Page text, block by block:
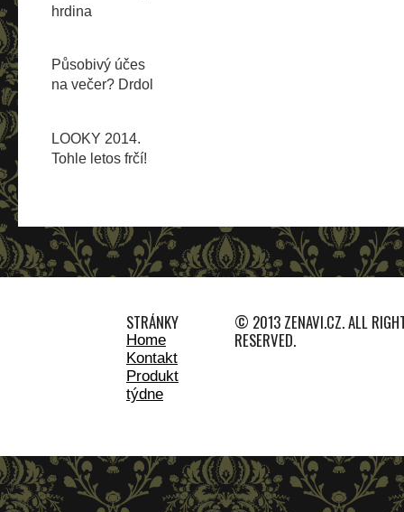
hrdina
Působivý účes
na večer? Drdol
LOOKY 2014.
Tohle letos frčí!
STRÁNKY
Home
Kontakt
Produkt
týdne
© 2013 ZENAVI.CZ. ALL
RESERVED.